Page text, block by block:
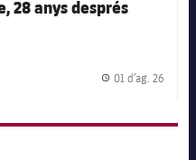
28 anys després
Data
01 d’ag. 26